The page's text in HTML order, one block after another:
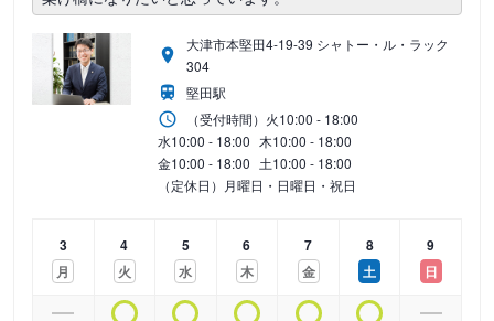
大津市本堅田4-19-39 シャトー・ル・ラック
304
堅田駅
（受付時間） 火10:00 - 18:00
水10:00 - 18:00 木10:00 - 18:00
金10:00 - 18:00 土10:00 - 18:00
（定休日）月曜日・日曜日・祝日
3
月
4
火
5
水
6
木
7
金
8
土
9
日